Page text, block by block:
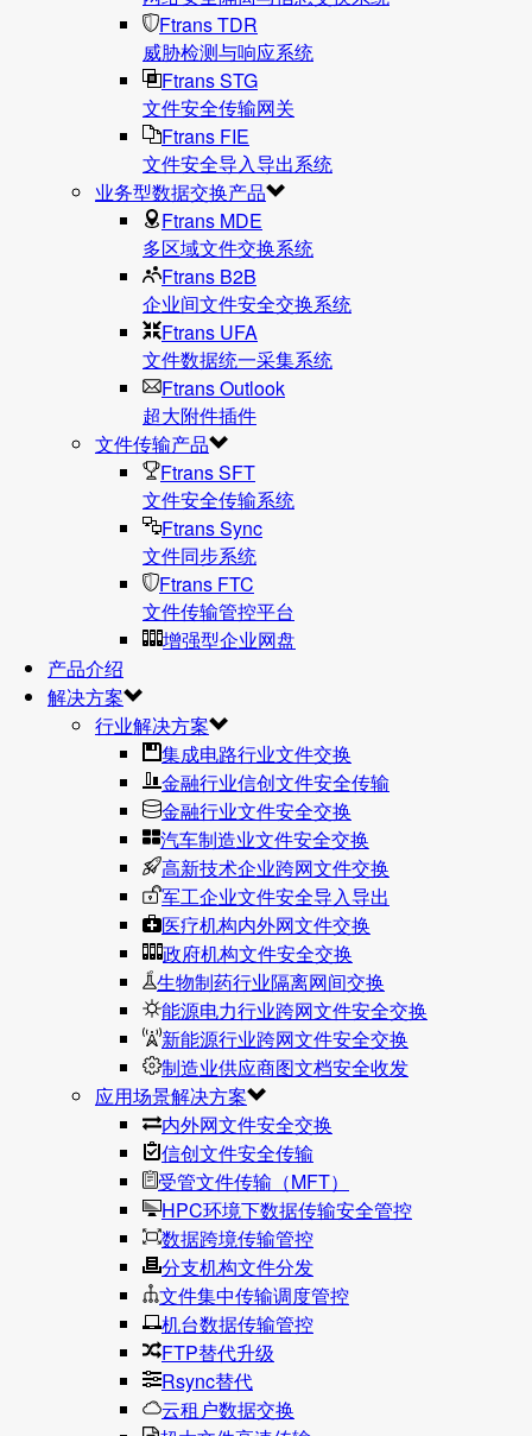
Ftrans TDR
威胁检测与响应系统
Ftrans STG
文件安全传输网关
Ftrans FIE
文件安全导入导出系统
业务型数据交换产品
Ftrans MDE
多区域文件交换系统
Ftrans B2B
企业间文件安全交换系统
Ftrans UFA
文件数据统⼀采集系统
Ftrans Outlook
超大附件插件
文件传输产品
Ftrans SFT
文件安全传输系统
Ftrans Sync
文件同步系统
Ftrans FTC
文件传输管控平台
增强型企业网盘
产品介绍
解决方案
行业解决方案
集成电路行业文件交换
金融行业信创文件安全传输
金融行业文件安全交换
汽车制造业文件安全交换
高新技术企业跨网文件交换
军工企业文件安全导入导出
医疗机构内外网文件交换
政府机构文件安全交换
生物制药行业隔离网间交换
能源电力行业跨网文件安全交换
新能源行业跨网文件安全交换
制造业供应商图文档安全收发
应用场景解决方案
内外网文件安全交换
信创文件安全传输
受管文件传输（MFT）
HPC环境下数据传输安全管控
数据跨境传输管控
分支机构文件分发
文件集中传输调度管控
机台数据传输管控
FTP替代升级
Rsync替代
云租户数据交换